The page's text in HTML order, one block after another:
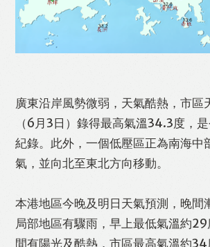
WhatsApp Email
廣東沿岸風勢微弱，天氣酷熱，市區
（6月3日）錄得最高氣溫34.3度，
紀錄。此外，一個低壓區正為南海中
氣，並向北至東北方向移動。
本港地區今晚及明日天氣預測，晚間
局部地區有驟雨，早上最低氣溫約
間有陽光及酷熱，市區最高氣溫約